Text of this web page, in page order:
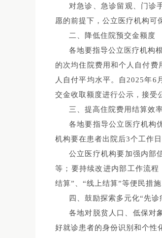
对急诊、急诊留观、门诊
愿的前提下，公立医疗机构可
二、降低住院预交金额度
各地要指导公立医疗机构
的次均住院费用和个人自付
人自付平均水平。自2025年6
交金收取额度进行公示，接受
三、提高住院费用结算效
各地要指导公立医疗机构
机构要在患者出院后3个工作
公立医疗机构要加强内部
等；要持续改进内部工作流
结算”、“线上结算”等便民措
四、鼓励探索多元化“先
各地对脱贫人口、低保对
好就诊患者的身份识别和个性